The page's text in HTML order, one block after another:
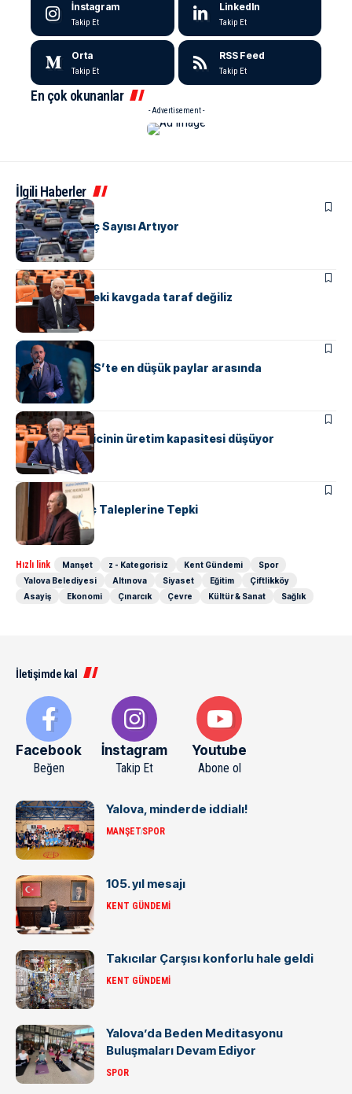
İnstagram
Takip Et
LinkedIn
Takip Et
Orta
Takip Et
RSS Feed
Takip Et
En çok okunanlar
- Advertisement -
İlgili Haberler
EKONOMI
Yalova’da Araç Sayısı Artıyor
MANŞETSIYASET
Becan: CHP’deki kavgada taraf değiliz
MANŞET SIYASET
Yalova KÖYDES’te en düşük paylar arasında
MANŞETSIYASET
Becan: Sanayicinin üretim kapasitesi düşüyor
MANŞET SIYASET
İnce’den İhraç Taleplerine Tepki
Hızlı link Manşet z - Kategorisiz Kent Gündemi
Spor
Yalova Belediyesi
Altınova Siyaset Eğitim
Çiftlikköy
Asayiş
Ekonomi Çınarcık Çevre Kültür & Sanat Sağlık
İletişimde kal
Facebook
Beğen
İnstagram
Takip Et
Youtube
Abone ol
Yalova, minderde iddialı!
MANŞETSPOR
105. yıl mesajı
KENT GÜNDEMI
Takıcılar Çarşısı konforlu hale geldi
KENT GÜNDEMI
Yalova’da Beden Meditasyonu
Buluşmaları Devam Ediyor
SPOR